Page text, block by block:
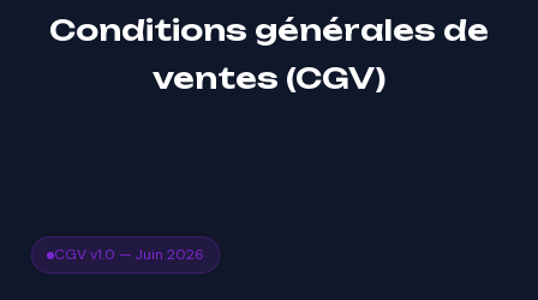
Conditions générales de
ventes (CGV)
CGV v1.0 — Juin 2026